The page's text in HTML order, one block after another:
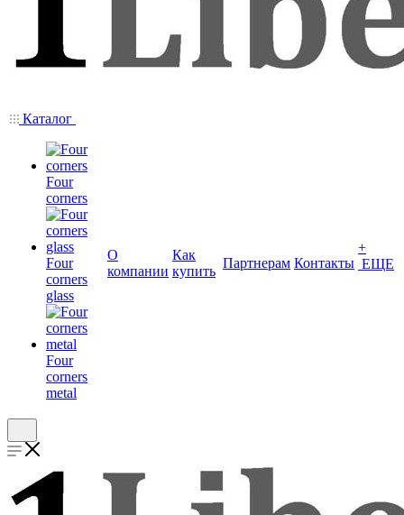
Каталог
Four
corners
Four
corners
glass
Four
corners
metal
О
компании
Как
купить
Партнерам Контакты
+
ЕЩЕ